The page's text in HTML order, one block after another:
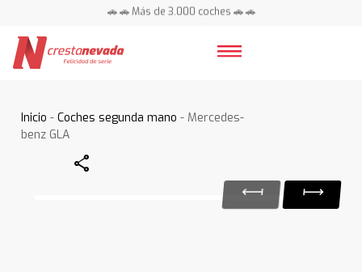
🚗 🚗 Más de 3.000 coches 🚗 🚗
Inicio -Coches segunda mano - Mercedes-
benz GLA
Share